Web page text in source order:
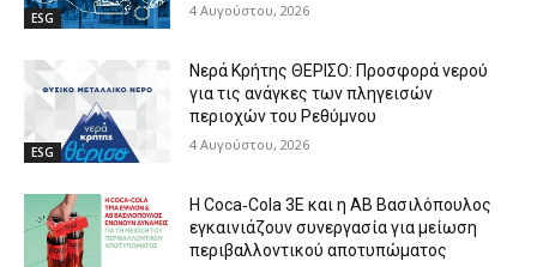
ESG 4 Αυγούστου, 2026
ESG
Νερά Κρήτης ΘΕΡΙΣΟ: Προσφορά νερού
για τις ανάγκες των πληγεισών
περιοχών του Ρεθύμνου
4 Αυγούστου, 2026
Η Coca‑Cola 3E και η ΑΒ Βασιλόπουλος
εγκαινιάζουν συνεργασία για μείωση
περιβαλλοντικού αποτυπώματος